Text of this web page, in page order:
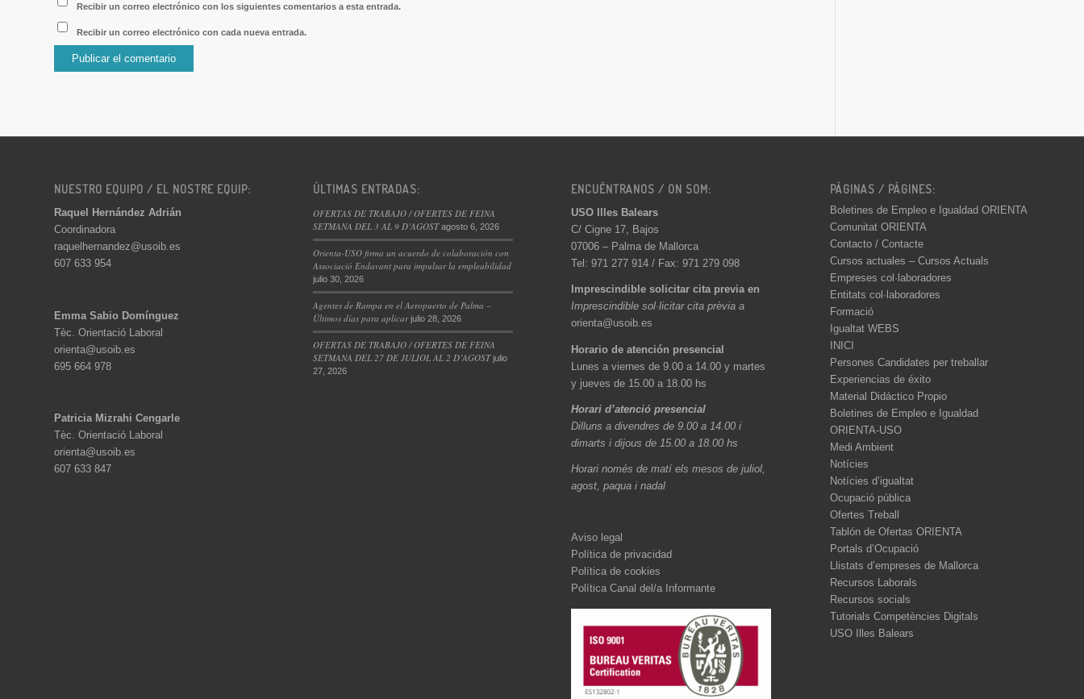
Recibir un correo electrónico con los siguientes comentarios a esta entrada.
Recibir un correo electrónico con cada nueva entrada.
NUESTRO EQUIPO / EL NOSTRE EQUIP:
Raquel Hernández Adrián
Coordinadora
raquelhernandez@usoib.es
607 633 954
Emma Sabio Domínguez
Tèc. Orientació Laboral
orienta@usoib.es
695 664 978
Patricia Mizrahi Cengarle
Tèc. Orientació Laboral
orienta@usoib.es
607 633 847
ÚLTIMAS ENTRADAS:
OFERTAS DE TRABAJO / OFERTES DE FEINA
SETMANA DEL 3 AL 9 D’AGOST agosto 6, 2026
Orienta-USO firma un acuerdo de colaboración con
Associació Endavant para impulsar la empleabilidad
julio 30, 2026
Agentes de Rampa en el Aeropuerto de Palma –
Últimos días para aplicar julio 28, 2026
OFERTAS DE TRABAJO / OFERTES DE FEINA
SETMANA DEL 27 DE JULIOL AL 2 D’AGOST julio
27, 2026
ENCUÉNTRANOS / ON SOM:
USO Illes Balears
C/ Cigne 17, Bajos
07006 – Palma de Mallorca
Tel: 971 277 914 / Fax: 971 279 098
Imprescindible solicitar cita previa en
Imprescindible sol·licitar cita prèvia a
orienta@usoib.es
Horario de atención presencial
Lunes a viernes de 9.00 a 14.00 y martes
y jueves de 15.00 a 18.00 hs
Horari d’atenció presencial
Dilluns a divendres de 9.00 a 14.00 i
dimarts i dijous de 15.00 a 18.00 hs
Horari només de matí els mesos de juliol,
agost, paqua i nadal
Aviso legal
Política de privacidad
Política de cookies
Política Canal del/a Informante
PÁGINAS / PÀGINES:
Boletines de Empleo e Igualdad ORIENTA
Comunitat ORIENTA
Contacto / Contacte
Cursos actuales – Cursos Actuals
Empreses col·laboradores
Entitats col·laboradores
Formació
Igualtat WEBS
INICI
Persones Candidates per treballar
Experiencias de éxito
Material Didáctico Propio
Boletines de Empleo e Igualdad
ORIENTA-USO
Medi Ambient
Notícies
Notícies d’igualtat
Ocupació pública
Ofertes Treball
Tablón de Ofertas ORIENTA
Portals d’Ocupació
Llistats d’empreses de Mallorca
Recursos Laborals
Recursos socials
Tutorials Competències Digitals
USO Illes Balears